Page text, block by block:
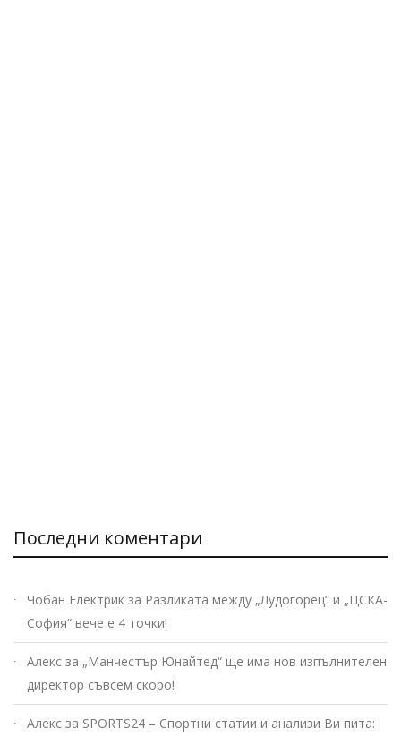
Последни коментари
Чобан Електрик за Разликата между „Лудогорец“ и „ЦСКА-
София“ вече е 4 точки!
Алекс за „Манчестър Юнайтед“ ще има нов изпълнителен
директор съвсем скоро!
Алекс за SPORTS24 – Спортни статии и анализи Ви пита: